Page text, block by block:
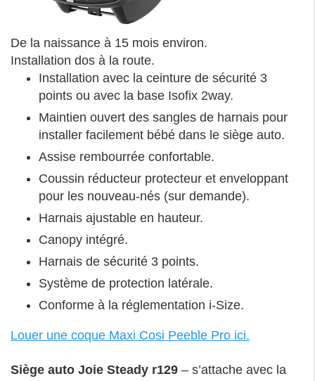
De la naissance à 15 mois environ.
Installation dos à la route.
Installation avec la ceinture de sécurité 3
points ou avec la base Isofix 2way.
Maintien ouvert des sangles de harnais pour
installer facilement bébé dans le siège auto.
Assise rembourrée confortable.
Coussin réducteur protecteur et enveloppant
pour les nouveau-nés (sur demande).
Harnais ajustable en hauteur.
Canopy intégré.
Harnais de sécurité 3 points.
Système de protection latérale.
Conforme à la réglementation i-Size.
Louer une coque Maxi Cosi Peeble Pro ici.
Siège auto Joie Steady r129 – s’attache avec la